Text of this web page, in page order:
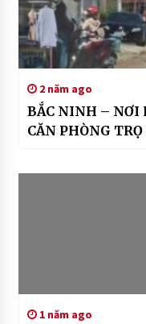
2 năm ago
BẮC NINH – NƠI
CĂN PHÒNG
1 năm ago